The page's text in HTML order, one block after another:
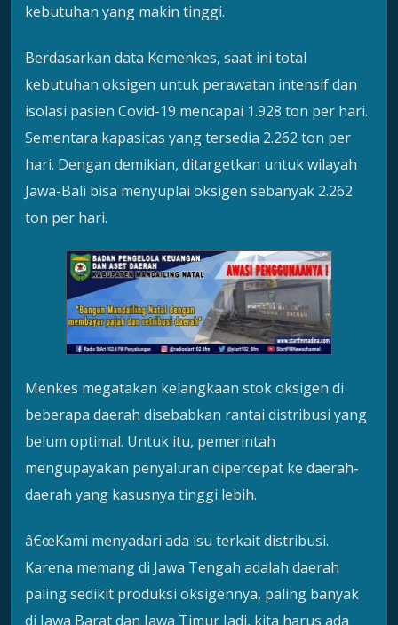
kebutuhan yang makin tinggi.
Berdasarkan data Kemenkes, saat ini total
kebutuhan oksigen untuk perawatan intensif dan
isolasi pasien Covid-19 mencapai 1.928 ton per hari.
Sementara kapasitas yang tersedia 2.262 ton per
hari. Dengan demikian, ditargetkan untuk wilayah
Jawa-Bali bisa menyuplai oksigen sebanyak 2.262
ton per hari.
Menkes megatakan kelangkaan stok oksigen di
beberapa daerah disebabkan rantai distribusi yang
belum optimal. Untuk itu, pemerintah
mengupayakan penyaluran dipercepat ke daerah-
daerah yang kasusnya tinggi lebih.
â€œKami menyadari ada isu terkait distribusi.
Karena memang di Jawa Tengah adalah daerah
paling sedikit produksi oksigennya, paling banyak
di Jawa Barat dan Jawa Timur Jadi, kita harus ada